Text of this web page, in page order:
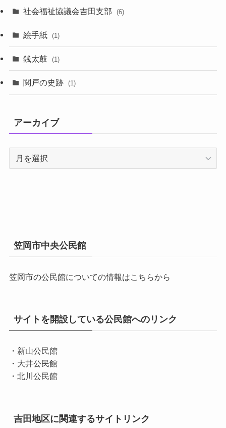
社会福祉協議会吉田支部 (6)
絵手紙 (1)
銭太鼓 (1)
関戸の史跡 (1)
アーカイブ
笠岡市中央公民館
笠岡市の公民館についての情報はこちらから
サイトを開設している公民館へのリンク
・新山公民館
・大井公民館
・北川公民館
吉田地区に関連するサイトリンク